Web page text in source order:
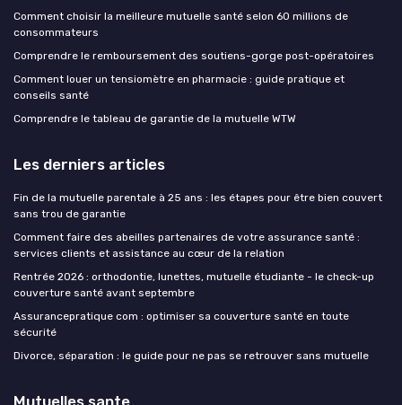
Comment choisir la meilleure mutuelle santé selon 60 millions de
consommateurs
Comprendre le remboursement des soutiens-gorge post-opératoires
Comment louer un tensiomètre en pharmacie : guide pratique et
conseils santé
Comprendre le tableau de garantie de la mutuelle WTW
Les derniers articles
Fin de la mutuelle parentale à 25 ans : les étapes pour être bien couvert
sans trou de garantie
Comment faire des abeilles partenaires de votre assurance santé :
services clients et assistance au cœur de la relation
Rentrée 2026 : orthodontie, lunettes, mutuelle étudiante - le check-up
couverture santé avant septembre
Assurancepratique com : optimiser sa couverture santé en toute
sécurité
Divorce, séparation : le guide pour ne pas se retrouver sans mutuelle
Mutuelles sante